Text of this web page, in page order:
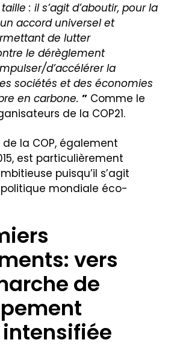
: il s’agit d’aboutir, pour la
accord universel et
de lutter
le dérèglement
d’accélérer la
sociétés et des économies
en carbone. ” Comme le
de la COP21.
la COP, également
est particulièrement
puisqu’il s’agit
mondiale éco-
vers
de